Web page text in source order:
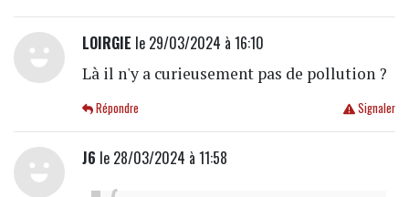
LOIRGIE le 29/03/2024 à 16:10
Là il n'y a curieusement pas de pollution ?
Signaler
Répondre
J6 le 28/03/2024 à 11:58